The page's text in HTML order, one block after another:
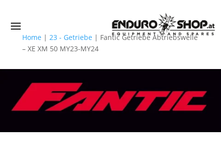
Home | 23 - Getriebe | Fantic Getriebe Abtriebswelle
– XE XM 50 MY23-MY24